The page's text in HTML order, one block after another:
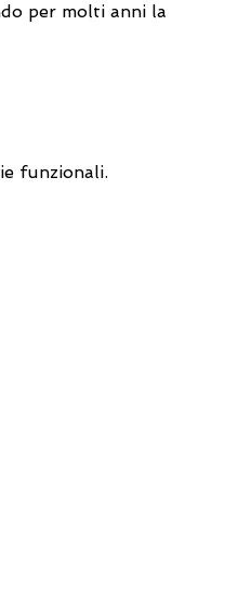
per molti anni la
funzionali.